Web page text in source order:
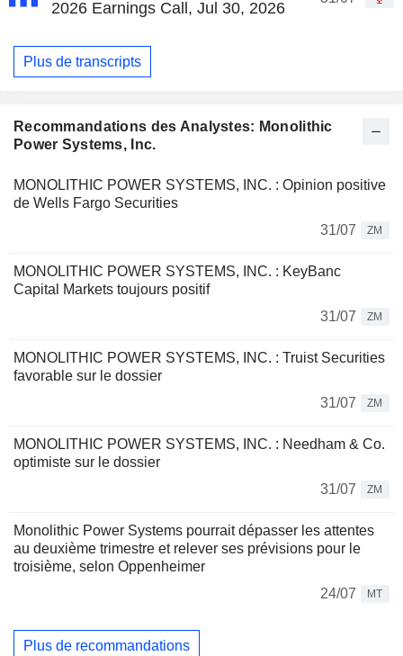
2026 Earnings Call, Jul 30, 2026
Plus de transcripts
Recommandations des Analystes: Monolithic
Power Systems, Inc.
MONOLITHIC POWER SYSTEMS, INC. : Opinion positive
de Wells Fargo Securities
31/07
ZM
MONOLITHIC POWER SYSTEMS, INC. : KeyBanc
Capital Markets toujours positif
31/07
ZM
MONOLITHIC POWER SYSTEMS, INC. : Truist Securities
favorable sur le dossier
31/07
ZM
MONOLITHIC POWER SYSTEMS, INC. : Needham & Co.
optimiste sur le dossier
31/07
ZM
Monolithic Power Systems pourrait dépasser les attentes
au deuxième trimestre et relever ses prévisions pour le
troisième, selon Oppenheimer
24/07
MT
Plus de recommandations